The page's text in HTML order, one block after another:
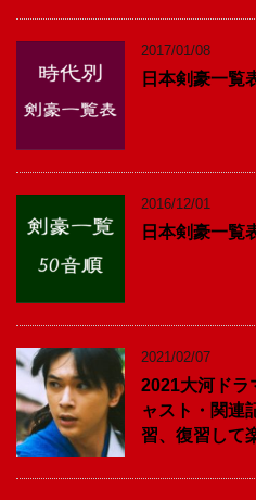
2017/01/08
日本剣豪一覧
2016/12/01
日本剣豪一覧
2021/02/07
2021大河ドラ
ャスト・関連
習、復習して